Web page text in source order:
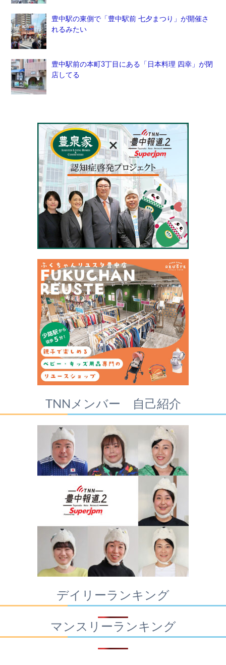
豊中駅の東側で「豊中駅前 七夕まつり」が開催さ
れるみたい
豊中駅前の本町3丁目にある「日本料理 四幸」が閉
店してる
TNNメンバー 自己紹介
デイリーランキング
マンスリーランキング